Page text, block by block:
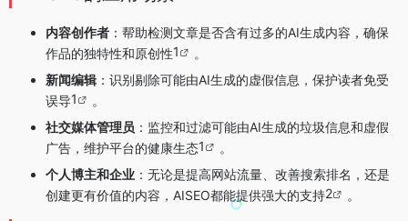
内容创作者 ：帮助检测文章是否含有过多的AI生成内容，确保
作品的独特性和原创性1
。
新闻编辑 ：识别剔除可能由AI生成的虚假信息，保护读者免受
误导1
。
社交媒体管理员 ：监控和过滤可能由AI生成的垃圾信息和虚假
广告，维护平台的健康生态1
。
个人博主和企业 ：无论是提高网站流量、改善搜索排名，还是
创建更有价值的内容，AISEO都能提供强大的支持2 。